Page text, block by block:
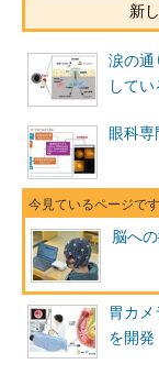
新
涙の通
して
眼科専
脳へ
胃カ
を開発